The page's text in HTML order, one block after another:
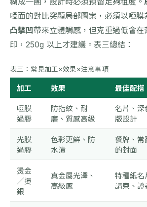
啞面的對比突顯局部圖案，必須以啞膜
凸擊凹帶來立體觸感，但克重過低會在
印，250g 以上才建議。表三總結：
表三：常見加工×效果×注意事項
加工 效果 最佳配搭
啞膜
過膠
防指紋、耐
磨、質感高級
名片、深
版設計
光膜
過膠
色彩更鮮、防
水漬
餐牌、常
的封面
燙金
／燙
銀
真金屬光澤、
高級感
特種紙名
請柬、證